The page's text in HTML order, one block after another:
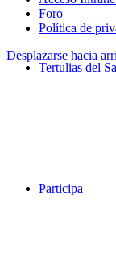
Tertulias del
Participa
Foro
Política de
Desplazarse hacia